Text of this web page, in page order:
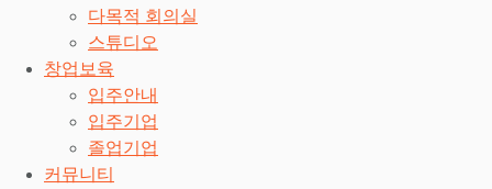
다목적 회의실
스튜디오
창업보육
입주안내
입주기업
졸업기업
커뮤니티